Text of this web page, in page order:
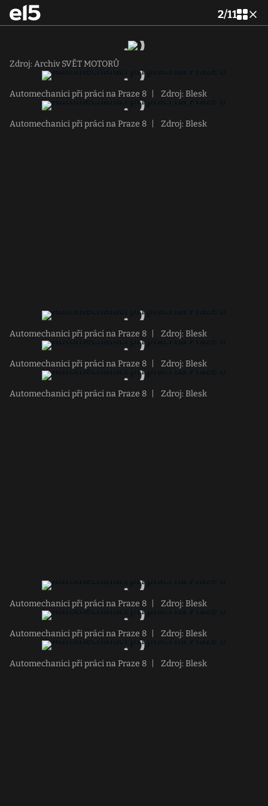
2/11
Zdroj: Archiv SVĚT MOTORŮ
Automechanici při práci na Praze 8 Zdroj: Blesk
Automechanici při práci na Praze 8 Zdroj: Blesk
Automechanici při práci na Praze 8 Zdroj: Blesk
Automechanici při práci na Praze 8 Zdroj: Blesk
Automechanici při práci na Praze 8 Zdroj: Blesk
Automechanici při práci na Praze 8 Zdroj: Blesk
Automechanici při práci na Praze 8 Zdroj: Blesk
Automechanici při práci na Praze 8 Zdroj: Blesk